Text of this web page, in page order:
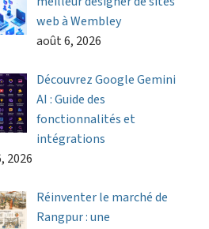
web à Wembley
août 6, 2026
Découvrez Google Gemini
AI : Guide des
fonctionnalités et
intégrations
2026
Réinventer le marché de
Rangpur : une